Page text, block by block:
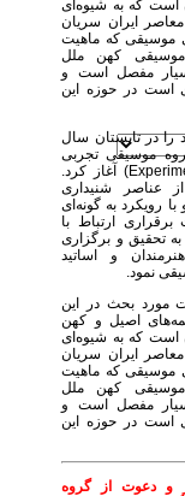
است که به شیوه‌ای
ایران سریان
موسیقی که ماهیت
کهن ملل
مفصل است و
است در حوزه این
را در تابستان سال
موسیقی تجربی
(Experimental Music Group) آغاز کرد.
عناصر شنیداری
رویکرد به گونه‌ای
برقراری ارتباط با
به تحقیق و برگزاری
و اساتید
نمود.
مورد بحث در این
اصیل و کهن
است که به شیوه‌ای
ایران سریان
موسیقی که ماهیت
کهن ملل
مفصل است و
است در حوزه این
و دعوت از گروه